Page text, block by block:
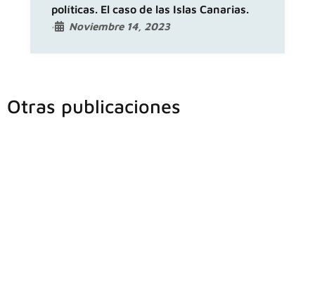
políticas. El caso de las Islas Canarias.
• Noviembre 14, 2023
Otras publicaciones